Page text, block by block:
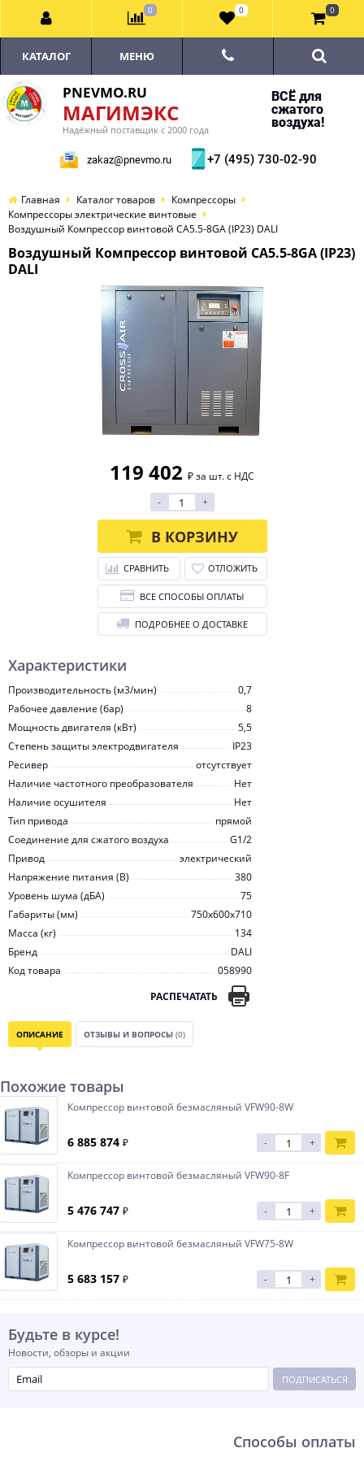
PNEVMO.RU
МАГИМЭКС
Надёжный поставщик с 2000 года
ВСЁ для
сжатого
воздуха!
zakaz@pnevmo.ru +7 (495) 730-02-90
КАТАЛОГ МЕНЮ
Главная Каталог товаров
Компрессоры
Компрессоры электрические винтовые
Воздушный Компрессор винтовой CA5.5-8GA (IP23) DALI
Воздушный Компрессор винтовой CA5.5-8GA (IP23)
DALI
Характеристики
Производительность (м3/мин)
0,7
Рабочее давление (бар)
8
Мощность двигателя (кВт)
5,5
Степень защиты электродвигателя
IP23
Ресивер
отсутствует
Наличие частотного преобразователя
Нет
Наличие осушителя
Нет
Тип привода
прямой
Соединение для сжатого воздуха
G1/2
Привод
электрический
Напряжение питания (В)
380
Уровень шума (дБА)
75
Габариты (мм)
750х600х710
Масса (кг)
134
Бренд
DALI
Код товара
058990
РАСПЕЧАТАТЬ
119 402 ₽ за шт. с НДС
-
+
В КОРЗИНУ
СРАВНИТЬ ОТЛОЖИТЬ
ВСЕ СПОСОБЫ ОПЛАТЫ
ПОДРОБНЕЕ О ДОСТАВКЕ
ОПИСАНИЕ ОТЗЫВЫ И ВОПРОСЫ (0)
Похожие товары
Компрессор винтовой безмасляный VFW90-8W
6 885 874 ₽ - +
Компрессор винтовой безмасляный VFW90-8F
5 476 747 ₽ - +
Компрессор винтовой безмасляный VFW75-8W
5 683 157 ₽ - +
Будьте в курсе!
Новости, обзоры и акции
ПОДПИСАТЬСЯ
Способы оплаты
0 0 0